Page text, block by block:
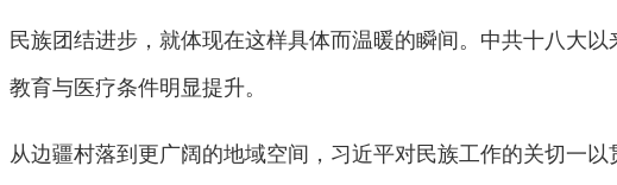
民族团结进步，就体现在这样具体而温暖的瞬间。中共十八大
教育与医疗条件明显提升。
从边疆村落到更广阔的地域空间，习近平对民族工作的关切一